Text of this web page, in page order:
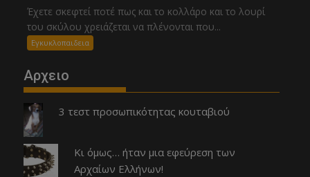
Έχετε σκεφτεί ποτέ πως και το κολλάρο και το λουρί
του σκύλου χρειάζεται να πλένονται που...
Εγκυκλοπαιδεια
Αρχειο
3 τεστ προσωπικότητας κουταβιού
Κι όμως… ήταν μια εφεύρεση των
Αρχαίων Ελλήνων!